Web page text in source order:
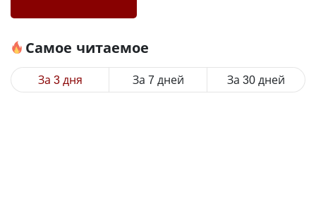
Самое читаемое
За 3 дня За 7 дней За 30 дней